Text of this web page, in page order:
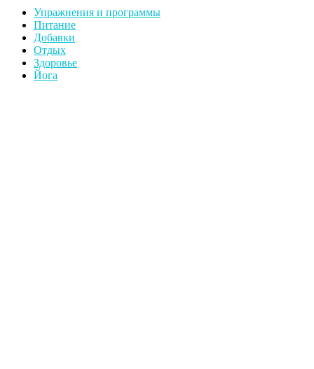
Упражнения и программы
Питание
Добавки
Отдых
Здоровье
Йога